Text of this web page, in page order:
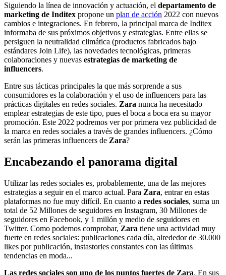
Siguiendo la línea de innovación y actuación, el departamento de
marketing de Inditex propone un plan de acción 2022 con nuevos
cambios e integraciones. En febrero, la principal marca de Inditex
informaba de sus próximos objetivos y estrategias. Entre ellas se
persiguen la neutralidad climática (productos fabricados bajo
estándares Join Life), las novedades tecnológicas, primeras
colaboraciones y nuevas estrategias de marketing de
influencers.
Entre sus tácticas principales la que más sorprende a sus
consumidores es la colaboración y el uso de influencers para las
prácticas digitales en redes sociales. Zara nunca ha necesitado
emplear estrategias de este tipo, pues el boca a boca era su mayor
promoción. Este 2022 podremos ver por primera vez publicidad de
la marca en redes sociales a través de grandes influencers. ¿Cómo
serán las primeras influencers de Zara?
Encabezando el panorama digital
Utilizar las redes sociales es, probablemente, una de las mejores
estrategias a seguir en el marco actual. Para Zara, entrar en estas
plataformas no fue muy difícil. En cuanto a redes sociales, suma un
total de 52 Millones de seguidores en Instagram, 30 Millones de
seguidores en Facebook, y 1 millón y medio de seguidores en
Twitter. Como podemos comprobar, Zara tiene una actividad muy
fuerte en redes sociales: publicaciones cada día, alrededor de 30.000
likes por publicación, instastories constantes con las últimas
tendencias en moda...
Las redes sociales son uno de los puntos fuertes de Zara. En sus